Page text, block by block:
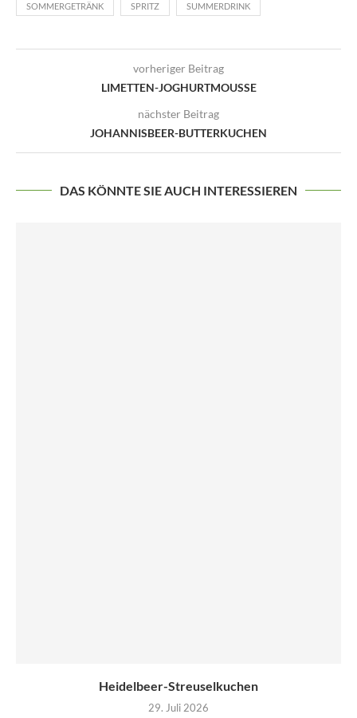
SOMMERGETRÄNK SPRITZ SUMMERDRINK
vorheriger Beitrag
LIMETTEN-JOGHURTMOUSSE
nächster Beitrag
JOHANNISBEER-BUTTERKUCHEN
DAS KÖNNTE SIE AUCH INTERESSIEREN
Heidelbeer-Streuselkuchen
29. Juli 2026